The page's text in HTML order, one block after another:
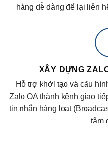
hàng dễ dàng để lại liên
XÂY DỰNG
Hỗ trợ khởi tạo và cấu
Zalo OA thành kênh giao
tin nhắn hàng loạt
tâm